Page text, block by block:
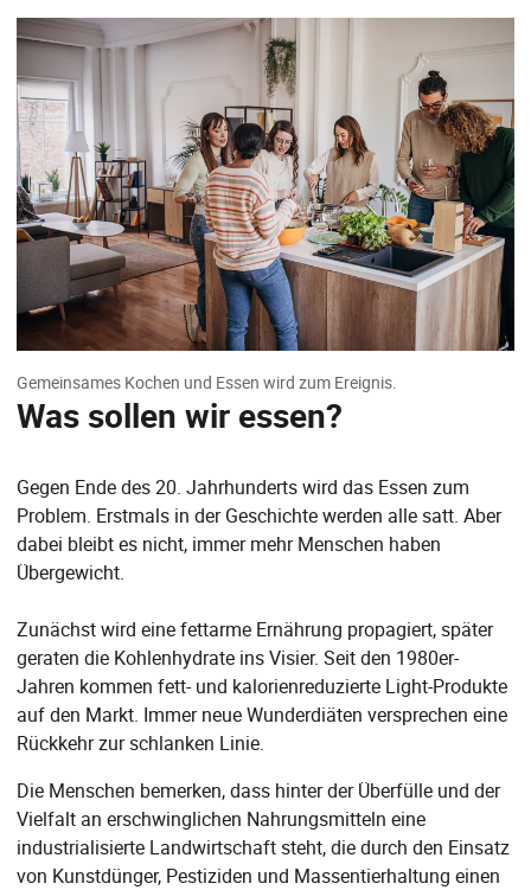
Gemeinsames Kochen und Essen wird zum Ereignis.
Was sollen wir essen?
Gegen Ende des 20. Jahrhunderts wird das Essen zum
Problem. Erstmals in der Geschichte werden alle satt. Aber
dabei bleibt es nicht, immer mehr Menschen haben
Übergewicht.
Zunächst wird eine fettarme Ernährung propagiert, später
geraten die Kohlenhydrate ins Visier. Seit den 1980er-
Jahren kommen fett- und kalorienreduzierte Light-Produkte
auf den Markt. Immer neue Wunderdiäten versprechen eine
Rückkehr zur schlanken Linie.
Die Menschen bemerken, dass hinter der Überfülle und der
Vielfalt an erschwinglichen Nahrungsmitteln eine
industrialisierte Landwirtschaft steht, die durch den Einsatz
von Kunstdünger, Pestiziden und Massentierhaltung einen